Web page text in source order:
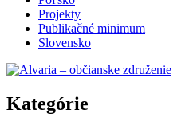
Projekty
Publikačné minimum
Slovensko
Kategórie